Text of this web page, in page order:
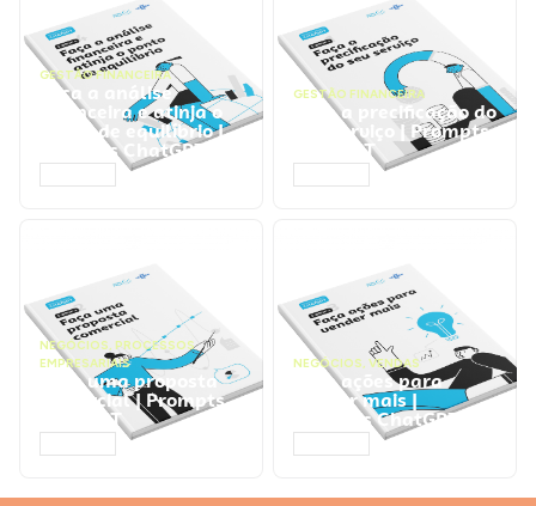
GESTÃO FINANCEIRA
Faça a análise
financeira e atinja o
ponto de equilíbrio |
Prompts ChatGPT
GESTÃO FINANCEIRA
Faça a precificação do
seu serviço | Prompts
ChatGPT
NEGÓCIOS, PROCESSOS
EMPRESARIAIS
Faça uma proposta
comercial | Prompts
ChatGPT
NEGÓCIOS, VENDAS
Faça ações para
vender mais |
Prompts ChatGPT